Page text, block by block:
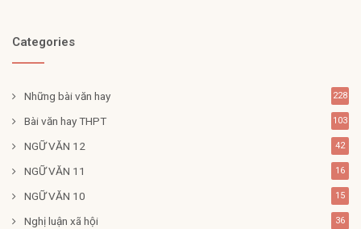
Categories
Những bài văn hay 228
Bài văn hay THPT 103
NGỮ VĂN 12 42
NGỮ VĂN 11 16
NGỮ VĂN 10 15
Nghị luận xã hội 36